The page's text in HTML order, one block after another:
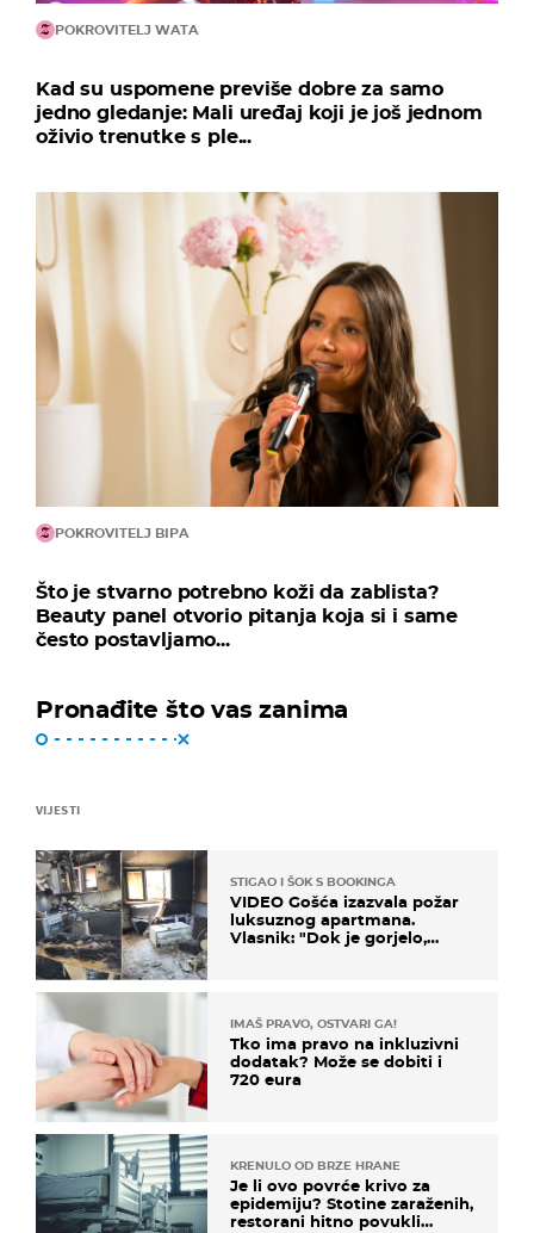
POKROVITELJ WATA
Kad su uspomene previše dobre za samo
jedno gledanje: Mali uređaj koji je još jednom
oživio trenutke s ple...
POKROVITELJ BIPA
Što je stvarno potrebno koži da zablista?
Beauty panel otvorio pitanja koja si i same
često postavljamo...
Pronađite što vas zanima
VIJESTI
STIGAO I ŠOK S BOOKINGA
VIDEO Gošća izazvala požar
luksuznog apartmana.
Vlasnik: "Dok je gorjelo,
IMAŠ PRAVO, OSTVARI GA!
Tko ima pravo na inkluzivni
dodatak? Može se dobiti i
720 eura
KRENULO OD BRZE HRANE
Je li ovo povrće krivo za
epidemiju? Stotine zaraženih,
restorani hitno povukli